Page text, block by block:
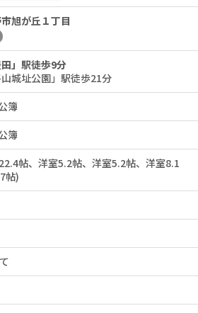
旭が丘１丁目
」駅徒歩9分
城址公園」駅徒歩21分
簿
簿
帖、洋室5.2帖、洋室5.2帖、洋室8.1
帖)